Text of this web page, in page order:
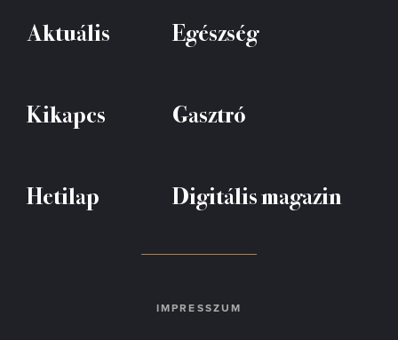
Aktuális Egészség
Kikapcs Gasztró
Hetilap Digitális magazin
IMPRESSZUM